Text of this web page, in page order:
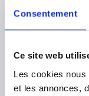
Consentement
Ce site web
Les cookies nous
et les annonces,
CAPACITÉ DE
A1=192
A2=224
A8=416